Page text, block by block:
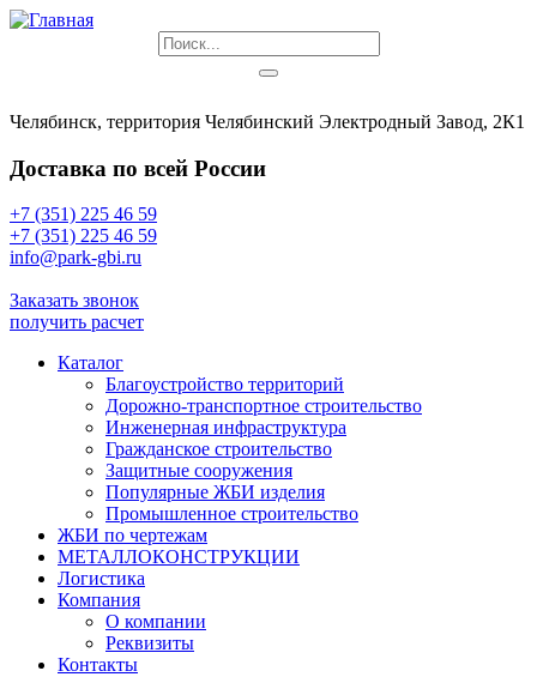
Челябинск, территория Челябинский Электродный Завод, 2К1
Доставка по всей России
+7 (351) 225 46 59
+7 (351) 225 46 59
info@park-gbi.ru
Заказать звонок
получить расчет
Каталог
Благоустройство территорий
Дорожно-транспортное строительство
Инженерная инфраструктура
Гражданское строительство
Защитные сооружения
Популярные ЖБИ изделия
Промышленное строительство
ЖБИ по чертежам
МЕТАЛЛОКОНСТРУКЦИИ
Логистика
Компания
О компании
Реквизиты
Контакты